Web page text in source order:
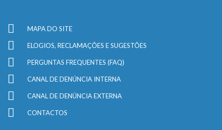
MAPA DO SITE
ELOGIOS, RECLAMAÇÕES E SUGESTÕES
PERGUNTAS FREQUENTES (FAQ)
CANAL DE DENÚNCIA INTERNA
CANAL DE DENÚNCIA EXTERNA
CONTACTOS